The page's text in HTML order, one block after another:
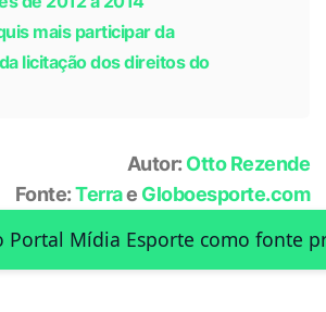
mais participar da
licitação dos direitos do
Autor: Otto Rezende
Fonte:Terrae Globoesporte.com
Portal Mídia Esporte como fonte